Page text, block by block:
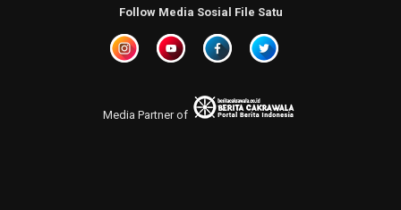
Follow Media Sosial File Satu
Media Partner of